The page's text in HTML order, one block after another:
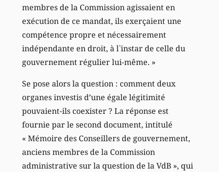
membres de la Commission agissaient en
exécution de ce mandat, ils exerçaient une
compétence propre et nécessairement
indépendante en droit, à l`instar de celle du
gouvernement régulier lui-même. »
Se pose alors la question : comment deux
organes investis d’une égale légitimité
pouvaient-ils coexister ? La réponse est
fournie par le second document, intitulé
« Mémoire des Conseillers de gouvernement,
anciens membres de la Commission
administrative sur la question de la VdB », qui